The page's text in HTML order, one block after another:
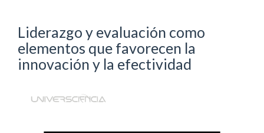
Liderazgo y evaluación como
elementos que favorecen la
innovación y la efectividad
Barra